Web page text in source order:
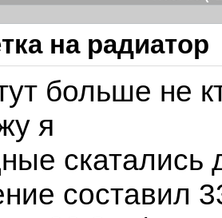
на радиатор
больше не
я
скатались
составил